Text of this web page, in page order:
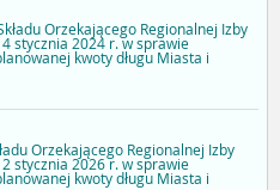
Orzekającego Regionalnej Izby
stycznia 2024 r. w sprawie
kwoty długu Miasta i
Orzekającego Regionalnej Izby
stycznia 2026 r. w sprawie
kwoty długu Miasta i